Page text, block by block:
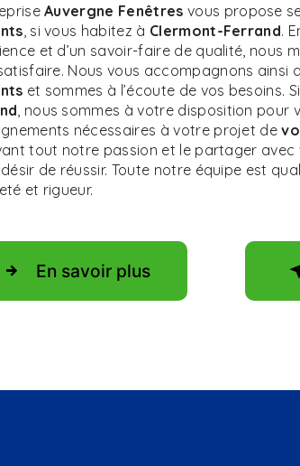
Auvergne Fenêtres vous propose
, si vous habitez à Clermont-Ferrand.
et d’un savoir-faire de qualité, nous
Nous vous accompagnons
et sommes à l’écoute de vos besoins.
, nous sommes à votre disposition pour
nécessaires à votre projet de
tout notre passion et le partager avec
de réussir. Toute notre équipe est
et rigueur.
En savoir plus